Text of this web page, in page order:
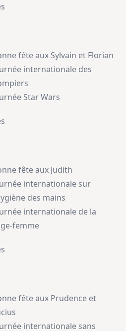
fête aux Sylvain et Florian
internationale des
Star Wars
fête aux Judith
internationale sur
des mains
internationale de la
femme
fête aux Prudence et
internationale sans